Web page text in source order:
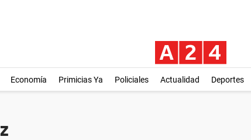
Economía Primicias Ya Policiales Actualidad Deportes